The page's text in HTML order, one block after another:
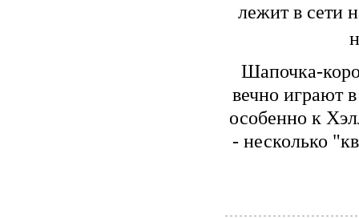
лежит в сети
Шапочка-
вечно играют
особенно к
- несколько